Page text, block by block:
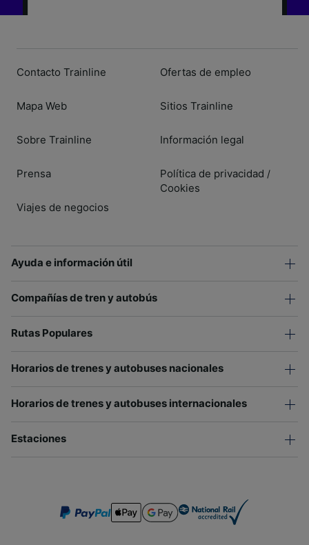
Contacto Trainline
Mapa Web
Sobre Trainline
Prensa
Viajes de negocios
Ofertas de empleo
Sitios Trainline
Información legal
Política de privacidad /
Cookies
Ayuda e información útil
Compañías de tren y autobús
Rutas Populares
Horarios de trenes y autobuses nacionales
Horarios de trenes y autobuses internacionales
Estaciones